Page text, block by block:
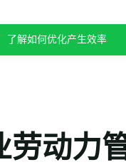
了解如何优化产生效率
劳动力